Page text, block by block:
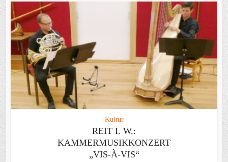
Kultur
REIT I. W.:
KAMMERMUSIKKONZERT
„VIS-À-VIS“